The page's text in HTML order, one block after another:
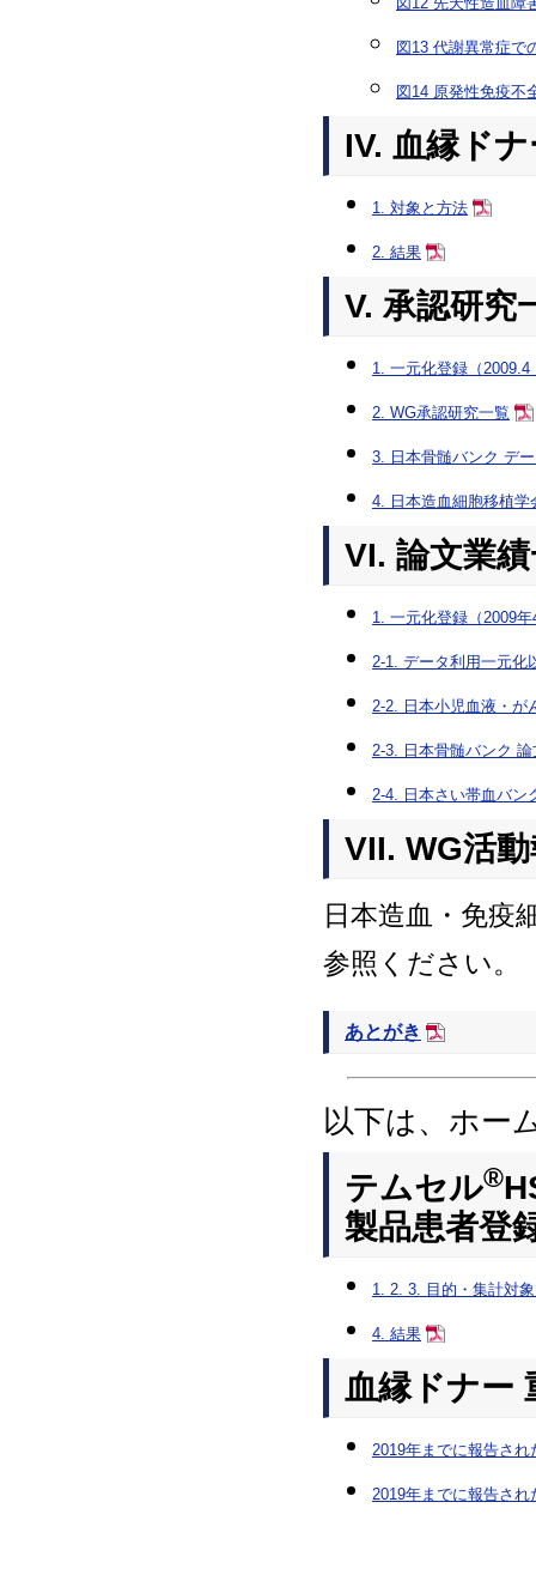
図13 代謝異常症で
図14 原発性免疫不
IV. 血縁ド
1. 対象と方法
2. 結果
V. 承認研究
1. 一元化登録（
2. WG承認研究一覧
3. 日本骨髄バンク デ
4. 日本造血細胞移植
VI. 論文業
1. 一元化登録（2009
2-1. データ利用一元化
2-2. 日本小児血液・が
2-3. 日本骨髄バンク
2-4. 日本さい帯血バン
VII. WG活
日本造血・免疫
参照ください。
あとがき
以下は、ホー
テムセル®
製品患者登
1. 2. 3. 目的・集計対
4. 結果
血縁ドナー
2019年までに報告さ
2019年までに報告さ